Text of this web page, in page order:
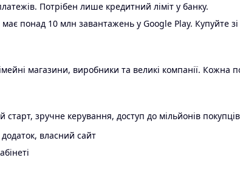
Потрібен лише кредитний ліміт у банку.
понад 10 млн завантажень у Google Play. Купуйте
магазини, виробники та великі компанії. Кожна
зручне керування, доступ до мільйонів
власний сайт